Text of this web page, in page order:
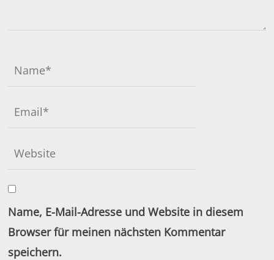
Name, E-Mail-Adresse und Website in diesem
Browser für meinen nächsten Kommentar
speichern.